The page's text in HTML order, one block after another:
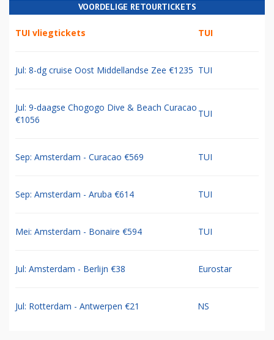
VOORDELIGE RETOURTICKETS
TUI vliegtickets TUI
Jul: 8-dg cruise Oost Middellandse Zee €1235 TUI
Jul: 9-daagse Chogogo Dive & Beach Curacao
€1056
TUI
Sep: Amsterdam - Curacao €569 TUI
Sep: Amsterdam - Aruba €614 TUI
Mei: Amsterdam - Bonaire €594 TUI
Jul: Amsterdam - Berlijn €38 Eurostar
Jul: Rotterdam - Antwerpen €21 NS